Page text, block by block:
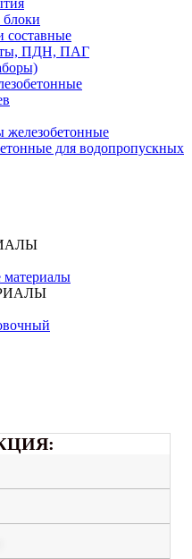
составные
ПДН, ПАГ
железобетонные
для водопропускных